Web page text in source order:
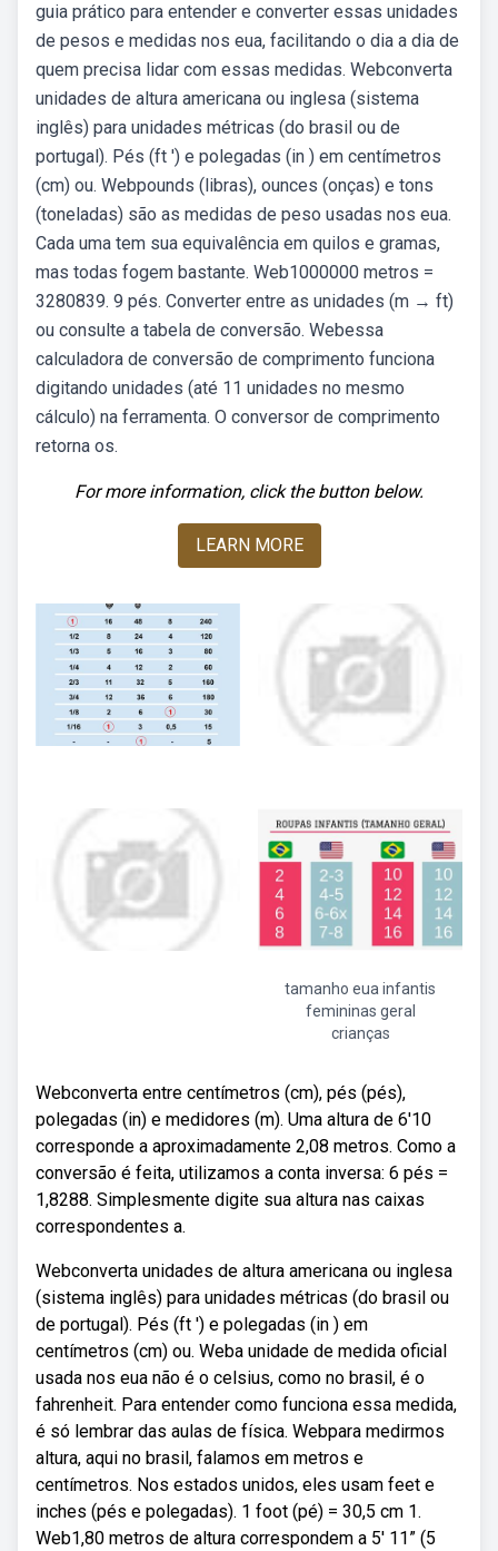
guia prático para entender e converter essas unidades
de pesos e medidas nos eua, facilitando o dia a dia de
quem precisa lidar com essas medidas. Webconverta
unidades de altura americana ou inglesa (sistema
inglês) para unidades métricas (do brasil ou de
portugal). Pés (ft ') e polegadas (in ) em centímetros
(cm) ou. Webpounds (libras), ounces (onças) e tons
(toneladas) são as medidas de peso usadas nos eua.
Cada uma tem sua equivalência em quilos e gramas,
mas todas fogem bastante. Web1000000 metros =
3280839. 9 pés. Converter entre as unidades (m → ft)
ou consulte a tabela de conversão. Webessa
calculadora de conversão de comprimento funciona
digitando unidades (até 11 unidades no mesmo
cálculo) na ferramenta. O conversor de comprimento
retorna os.
For more information, click the button below.
LEARN MORE
tamanho eua infantis
femininas geral
crianças
Webconverta entre centímetros (cm), pés (pés),
polegadas (in) e medidores (m). Uma altura de 6'10
corresponde a aproximadamente 2,08 metros. Como a
conversão é feita, utilizamos a conta inversa: 6 pés =
1,8288. Simplesmente digite sua altura nas caixas
correspondentes a.
Webconverta unidades de altura americana ou inglesa
(sistema inglês) para unidades métricas (do brasil ou
de portugal). Pés (ft ') e polegadas (in ) em
centímetros (cm) ou. Weba unidade de medida oficial
usada nos eua não é o celsius, como no brasil, é o
fahrenheit. Para entender como funciona essa medida,
é só lembrar das aulas de física. Webpara medirmos
altura, aqui no brasil, falamos em metros e
centímetros. Nos estados unidos, eles usam feet e
inches (pés e polegadas). 1 foot (pé) = 30,5 cm 1.
Web1,80 metros de altura correspondem a 5′ 11” (5